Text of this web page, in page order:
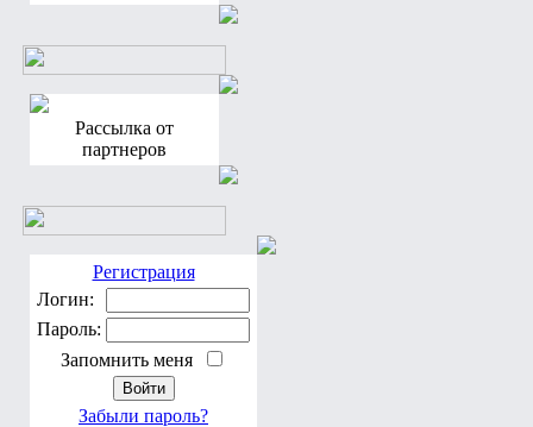
Рассылка от
партнеров
Регистрация
Логин:
Пароль:
Запомнить меня
Забыли пароль?